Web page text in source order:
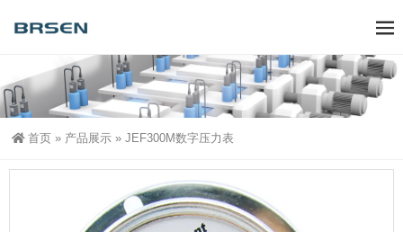
首页 » 产品展示 » JEF300M数字压力表